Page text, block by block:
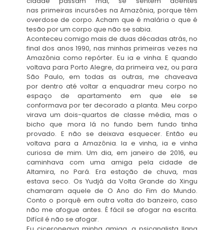
nas primeiras incursões na Amazônia, porque têm
overdose de corpo. Acham que é malária o que é
tesão por um corpo que não se sabia.
Aconteceu comigo mais de duas décadas atrás, no
final dos anos 1990, nas minhas primeiras vezes na
Amazônia como repórter. Eu ia e vinha. E quando
voltava para Porto Alegre, da primeira vez, ou para
São Paulo, em todas as outras, me chaveava
por dentro até voltar a enquadrar meu corpo no
espaço de apartamento em que ele se
conformava por ter decorado a planta. Meu corpo
virava um dois-quartos de classe média, mas o
bicho que mora lá no fundo bem fundo tinha
provado. E não se deixava esquecer. Então eu
voltava para a Amazônia. Ia e vinha, ia e vinha
curiosa de mim. Um dia, em janeiro de 2016, eu
caminhava com uma amiga pela cidade de
Altamira, no Pará. Era estação de chuva, mas
estava seco. Os Yudjá da Volta Grande do Xingu
chamaram aquele de O Ano do Fim do Mundo.
Conto o porquê em outra volta do banzeiro, caso
não me afogue antes. É fácil se afogar na escrita.
Difícil é não se afogar.